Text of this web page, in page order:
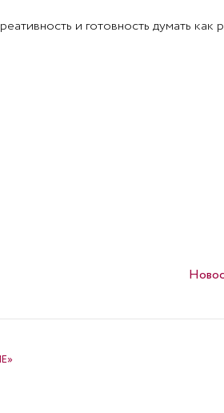
и готовность думать